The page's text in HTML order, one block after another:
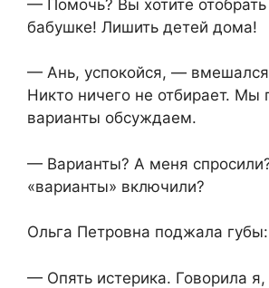
— Помочь? Вы хотите
бабушке! Лишить детей дома!
— Ань, успокойся, —
Никто ничего не отбирает. Мы
варианты обсуждаем.
— Варианты? А меня
«варианты» включили?
Ольга Петровна поджала губы:
— Опять истерика. Говорила